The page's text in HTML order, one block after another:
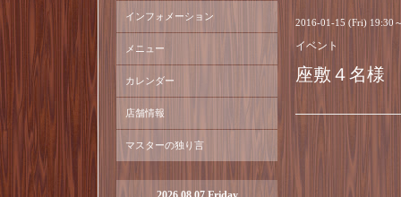
2016-01-15 (Fri) 19:30
イベント
座敷４名様
インフォメーション
メニュー
カレンダー
店舗情報
マスターの独り言